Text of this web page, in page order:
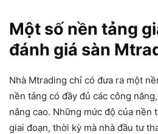
Một số nền tảng
đánh giá sàn
Nhà Mtrading chỉ có đưa ra một
nền tảng có đầy đủ các công
nâng cao. Những mức độ của nền
giai đoạn, thời kỳ mà nhà đầu tư